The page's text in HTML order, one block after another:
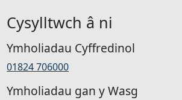
Cysylltwch â ni
Ymholiadau Cyffredinol
01824 706000
Ymholiadau gan y Wasg